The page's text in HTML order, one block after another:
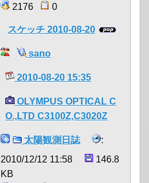
2176
0
スケッチ 2010-08-20
sano
2010-08-20 15:35
OLYMPUS OPTICAL C
O.,LTD C3100Z,C3020Z
太陽観測日誌
:
2010/12/12 11:58
146.8
KB